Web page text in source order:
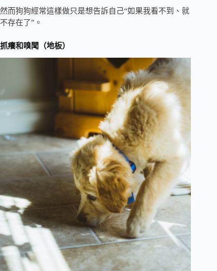
然而狗狗經常這樣做只是想告訴自己“如果我看不到、就
不存在了”。
抓癢和嗅聞（地板）